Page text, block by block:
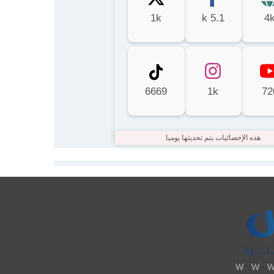
5.1 k
1k
1k
6669
هذه الإحصائيات يتم تحديثها يوميا